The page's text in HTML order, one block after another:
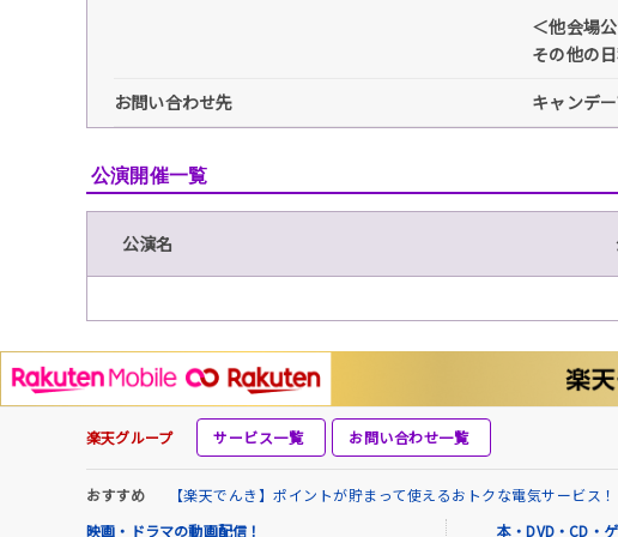
＜他会場
その他の
お問い合わせ先
キャンデ
公演開催一覧
公演名
楽天グループ サービス一覧 お問い合わせ一覧
おすすめ
【楽天でんき】ポイントが貯まって使えるおトクな電気サービス！
映画・ドラマの動画配信！
本・DVD・CD・